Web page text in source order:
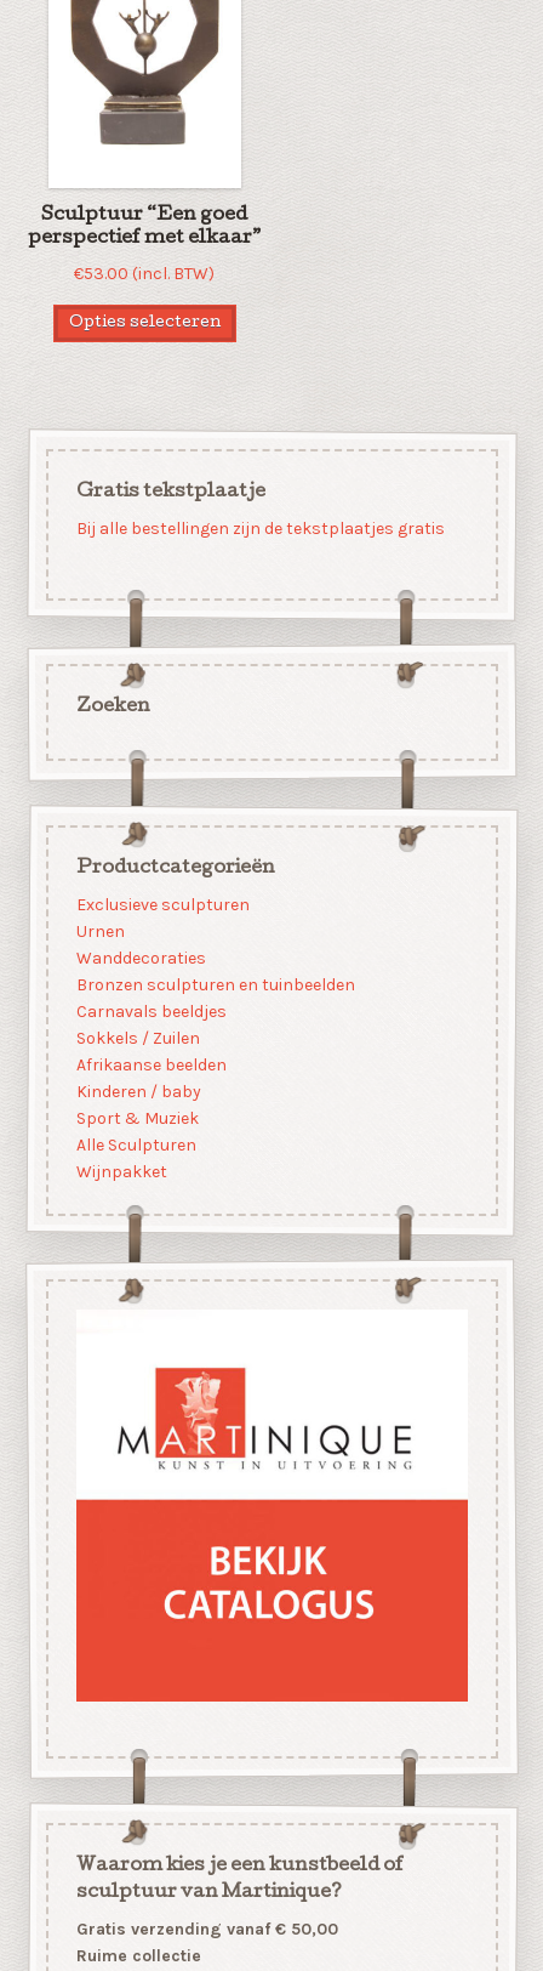
Sculptuur “Een goed
perspectief met elkaar”
€53.00 (incl. BTW)
Opties selecteren
Gratis tekstplaatje
Bij alle bestellingen zijn de tekstplaatjes gratis
Zoeken
Productcategorieën
Exclusieve sculpturen
Urnen
Wanddecoraties
Bronzen sculpturen en tuinbeelden
Carnavals beeldjes
Sokkels / Zuilen
Afrikaanse beelden
Kinderen / baby
Sport & Muziek
Alle Sculpturen
Wijnpakket
Waarom kies je een kunstbeeld of
sculptuur van Martinique?
Gratis verzending vanaf € 50,00
Ruime collectie